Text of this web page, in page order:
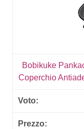
Bobikuke
Coperchio